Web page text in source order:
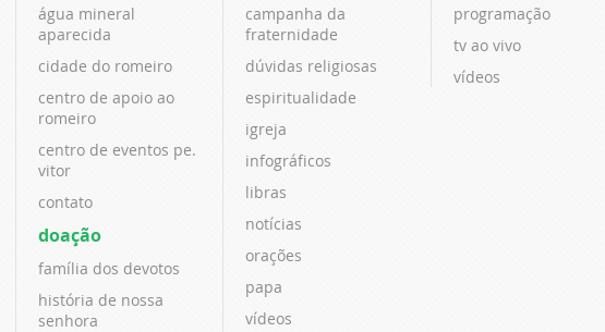
água mineral
aparecida
cidade do romeiro
centro de apoio ao
romeiro
centro de eventos pe.
vitor
contato
doação
família dos devotos
história de nossa
senhora
campanha da
fraternidade
dúvidas religiosas
espiritualidade
igreja
infográficos
libras
notícias
orações
papa
vídeos
programação
tv ao vivo
vídeos